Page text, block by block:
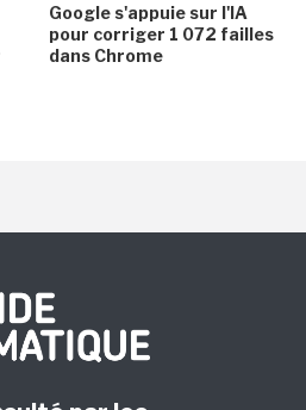
Google s'appuie sur l'IA
pour corriger 1 072 failles
dans Chrome